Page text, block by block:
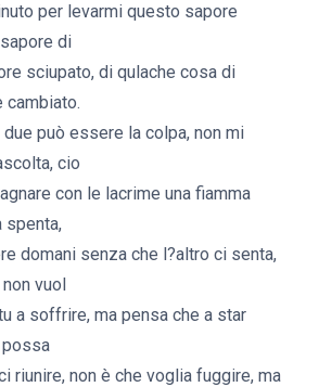
per levarmi questo sapore
di
sciupato, di qulache cosa di
può essere la colpa, non mi
cio
con le lacrime una fiamma
spenta,
domani senza che l?altro ci senta,
vuol
a soffrire, ma pensa che a star
riunire, non è che voglia fuggire, ma